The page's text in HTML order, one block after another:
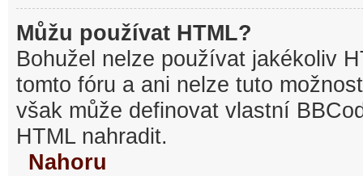
Můžu používat HTML?
Bohužel nelze používat jakékoliv
tomto fóru a ani nelze tuto
však může definovat vlastní
HTML nahradit.
Nahoru